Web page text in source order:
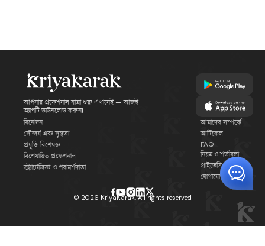
আপনার প্রফেশনাল যাত্রা শুরু এখানেই — আজই
অ্যাপটি ডাউনলোড করুন!
বিনোদন
সৌন্দর্য এবং সুস্থতা
প্রযুক্তি বিশেষজ্ঞ
বিশেষায়িত প্রফেশনাল
স্ট্র্যাটেজিস্ট ও পরামর্শদাতা
আমাদের সম্পর্কে
আর্টিকেল
FAQ
নিয়ম ও শর্তাবলী
প্রাইভেসি পলিসি
যোগাযোগ
© 2026 KriyaKarak. All rights reserved